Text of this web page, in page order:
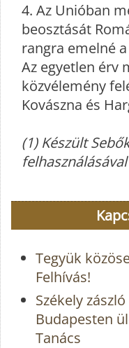
4. Az Unióban
beosztását
rangra emelné
Az egyetlen érv
közvélemény
Kovászna és
(1) Készült
felhasználásával
Tegyük
Felhívás!
Székely
Budapesten
Tanács